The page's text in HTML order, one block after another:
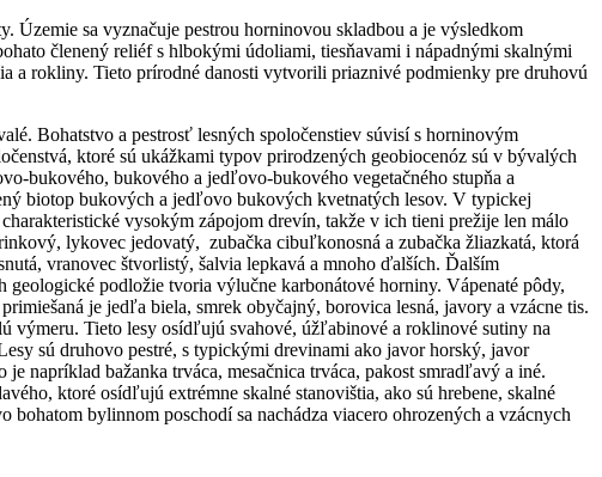
Územie sa vyznačuje pestrou horninovou skladbou a je výsledkom
členený reliéf s hlbokými údoliami, tiesňavami i nápadnými skalnými
a rokliny. Tieto prírodné danosti vytvorili priaznivé podmienky pre druhovú
Bohatstvo a pestrosť lesných spoločenstiev súvisí s horninovým
ktoré sú ukážkami typov prirodzených geobiocenóz sú v bývalých
bukového, bukového a jedľovo-bukového vegetačného stupňa a
biotop bukových a jedľovo bukových kvetnatých lesov. V typickej
vysokým zápojom drevín, takže v ich tieni prežije len málo
lykovec jedovatý, zubačka cibuľkonosná a zubačka žliazkatá, ktorá
vranovec štvorlistý, šalvia lepkavá a mnoho ďalších. Ďalším
podložie tvoria výlučne karbonátové horniny. Vápenaté pôdy,
je jedľa biela, smrek obyčajný, borovica lesná, javory a vzácne tis.
výmeru. Tieto lesy osídľujú svahové, úžľabinové a roklinové sutiny na
sú druhovo pestré, s typickými drevinami ako javor horský, javor
napríklad bažanka trváca, mesačnica trváca, pakost smradľavý a iné.
ktoré osídľujú extrémne skalné stanovištia, ako sú hrebene, skalné
bylinnom poschodí sa nachádza viacero ohrozených a vzácnych